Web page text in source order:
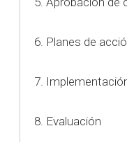
6. Planes de
7.
8. Evaluación